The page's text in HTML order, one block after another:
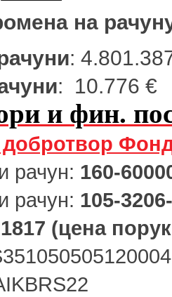
на
:
: 10.776 €
и фин.
рачун: 160-
рачун: 105-
1817 (цена